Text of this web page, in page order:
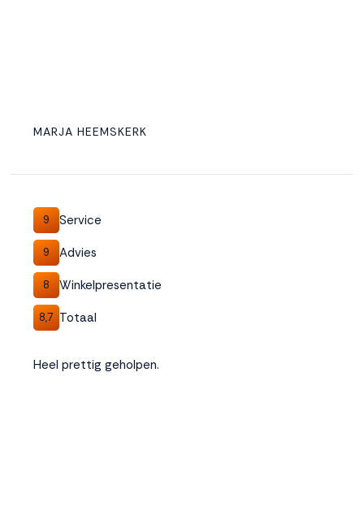
MARJA HEEMSKERK
9 Service
9 Advies
8 Winkelpresentatie
8,7 Totaal
Heel prettig geholpen.